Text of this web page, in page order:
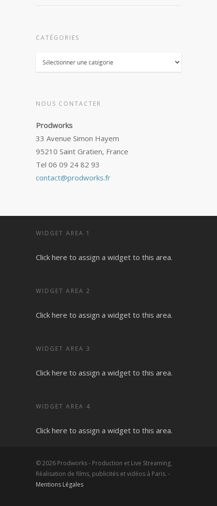
CATÉGORIES
Catégories
NOUS CONTACTER
Prodworks
33 Avenue Simon Hayem
95210 Saint Gratien, France
Tel 06 09 24 82 93
contact@prodworks.fr
WIDGET AREA 1
Click here to assign a widget to this area.
WIDGET AREA 2
Click here to assign a widget to this area.
WIDGET AREA 3
Click here to assign a widget to this area.
WIDGET AREA 4
Click here to assign a widget to this area.
© 2026 Prodworks - Production et Live Streaming,
Réalisation de films, publicités et vidéos à Paris. -
Mentions Légales